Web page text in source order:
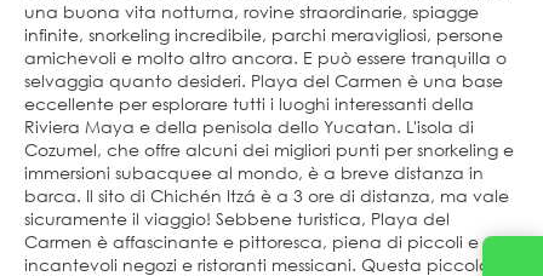
una buona vita notturna, rovine straordinarie, spiagge
infinite, snorkeling incredibile, parchi meravigliosi, persone
amichevoli e molto altro ancora. E può essere tranquilla o
selvaggia quanto desideri. Playa del Carmen è una base
eccellente per esplorare tutti i luoghi interessanti della
Riviera Maya e della penisola dello Yucatan. L'isola di
Cozumel, che offre alcuni dei migliori punti per snorkeling e
immersioni subacquee al mondo, è a breve distanza in
barca. Il sito di Chichén Itzá è a 3 ore di distanza, ma vale
sicuramente il viaggio! Sebbene turistica, Playa del
Carmen è affascinante e pittoresca, piena di piccoli e
incantevoli negozi e ristoranti messicani. Questa piccola